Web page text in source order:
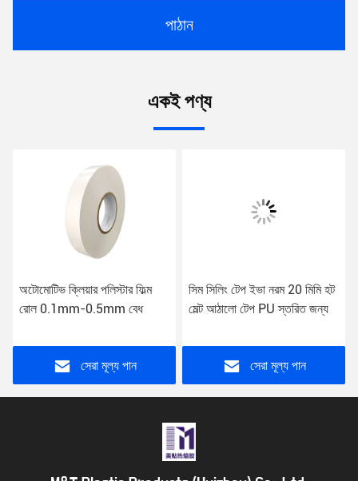
পাঠান
একই পণ্য
অটোমোটিভ ক্লিয়ার পলিস্টার ফিল্ম
রোল 0.1mm-0.5mm বেধ
সেরা মূল্য পান
সিম সিলিং টেপ ইভা নরম 20 মিমি হট
মেল্ট আঠালো টেপ PU স্তরিত জন্য
সেরা মূল্য পান